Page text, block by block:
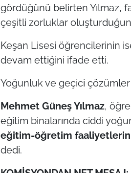
gördüğünü belirten Yılmaz,
çeşitli zorluklar
Keşan Lisesi öğrencilerinin
devam ettiğini ifade etti.
Yoğunluk ve geçici
Mehmet Güneş Yılmaz,
eğitim binalarında ciddi
eğitim-öğretim
dedi.